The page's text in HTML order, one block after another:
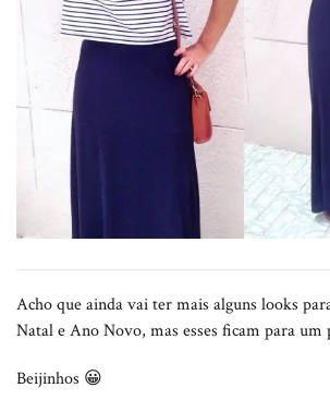
Acho que ainda vai ter mais alguns looks
Natal e Ano Novo, mas esses ficam para um
Beijinhos 😀